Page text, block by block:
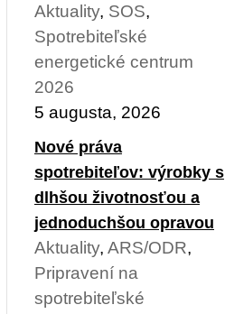
Aktuality, SOS,
Spotrebiteľské
energetické centrum
2026
5 augusta, 2026
Nové práva
spotrebiteľov: výrobky s
dlhšou životnosťou a
jednoduchšou opravou
Aktuality, ARS/ODR,
Pripravení na
spotrebiteľské